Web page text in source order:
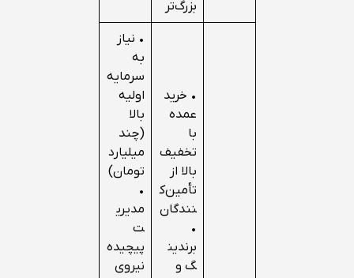
بزرگ‌تر
• خرید
عمده
با
تخفیف
بالا از
تأمین‌ک
نندگان
•
برندین
گ و
• نیاز
به
سرمایه
اولیه
بالا
(چند
میلیارد
تومان)
•
مدیری
ت
پیچیده
نیروی